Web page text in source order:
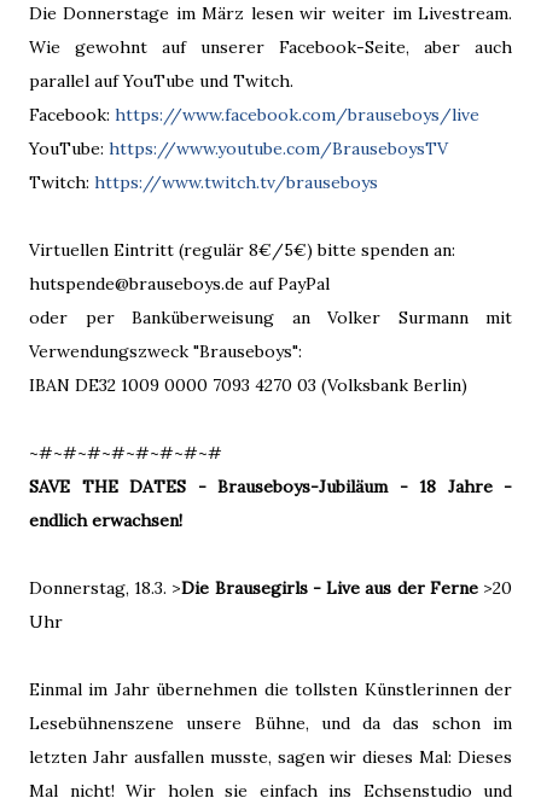
Die Donnerstage im März lesen wir weiter im Livestream.
Wie gewohnt auf unserer Facebook-Seite, aber auch
parallel auf YouTube und Twitch.
Facebook: https://www.facebook.com/brauseboys/live
YouTube: https://www.youtube.com/BrauseboysTV
Twitch: https://www.twitch.tv/brauseboys
Virtuellen Eintritt (regulär 8€/5€) bitte spenden an:
hutspende@brauseboys.de auf PayPal
oder per Banküberweisung an Volker Surmann mit
Verwendungszweck "Brauseboys":
IBAN DE32 1009 0000 7093 4270 03 (Volksbank Berlin)
~#~#~#~#~#~#~#~#
SAVE THE DATES - Brauseboys-Jubiläum - 18 Jahre -
endlich erwachsen!
Donnerstag, 18.3. >Die Brausegirls - Live aus der Ferne>20
Uhr
Einmal im Jahr übernehmen die tollsten Künstlerinnen der
Lesebühnenszene unsere Bühne, und da das schon im
letzten Jahr ausfallen musste, sagen wir dieses Mal: Dieses
Mal nicht! Wir holen sie einfach ins Echsenstudio und